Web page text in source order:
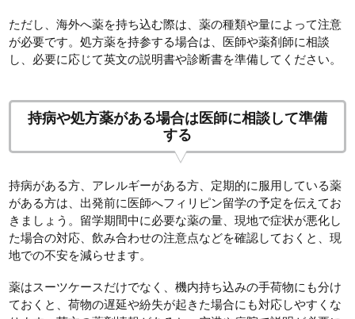
ただし、海外へ薬を持ち込む際は、薬の種類や量によって注意
が必要です。処方薬を持参する場合は、医師や薬剤師に相談
し、必要に応じて英文の説明書や診断書を準備してください。
持病や処方薬がある場合は医師に相談して準備
する
持病がある方、アレルギーがある方、定期的に服用している薬
がある方は、出発前に医師へフィリピン留学の予定を伝えてお
きましょう。留学期間中に必要な薬の量、現地で症状が悪化し
た場合の対応、飲み合わせの注意点などを確認しておくと、現
地での不安を減らせます。
薬はスーツケースだけでなく、機内持ち込みの手荷物にも分け
ておくと、荷物の遅延や紛失が起きた場合にも対応しやすくな